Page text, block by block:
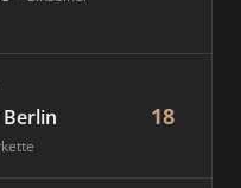
18